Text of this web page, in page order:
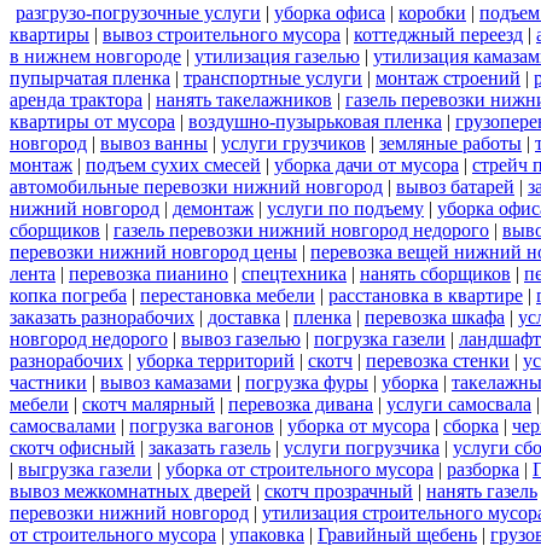
разгрузо-погрузочные услуги | уборка офиса | коробки |
квартиры | вывоз строительного мусора | коттеджный переезд |
в нижнем новгороде | утилизация газелью | утилизация
пупырчатая пленка | транспортные услуги | монтаж строений |
аренда трактора | нанять такелажников | газель перевозки
квартиры от мусора | воздушно-пузырьковая пленка |
новгород | вывоз ванны | услуги грузчиков | земляные работы |
монтаж | подъем сухих смесей | уборка дачи от мусора | стрейч
автомобильные перевозки нижний новгород | вывоз батарей |
нижний новгород | демонтаж | услуги по подъему | уборка
сборщиков | газель перевозки нижний новгород недорого |
перевозки нижний новгород цены | перевозка вещей нижний
лента | перевозка пианино | спецтехника | нанять сборщиков |
копка погреба | перестановка мебели | расстановка в квартире |
заказать разнорабочих | доставка | пленка | перевозка шкафа |
новгород недорого | вывоз газелью | погрузка газели |
разнорабочих | уборка территорий | скотч | перевозка стенки |
частники | вывоз камазами | погрузка фуры | уборка |
мебели | скотч малярный | перевозка дивана | услуги самосвала
самосвалами | погрузка вагонов | уборка от мусора | сборка |
скотч офисный | заказать газель | услуги погрузчика | услуги
| выгрузка газели | уборка от строительного мусора | разборка |
вывоз межкомнатных дверей | скотч прозрачный | нанять газель
перевозки нижний новгород | утилизация строительного
от строительного мусора | упаковка | Гравийный щебень |